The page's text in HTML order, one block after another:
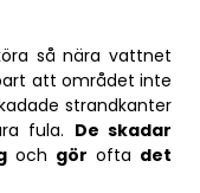
så nära vattnet
att området inte
strandkanter
fula. De skadar
och gör ofta det